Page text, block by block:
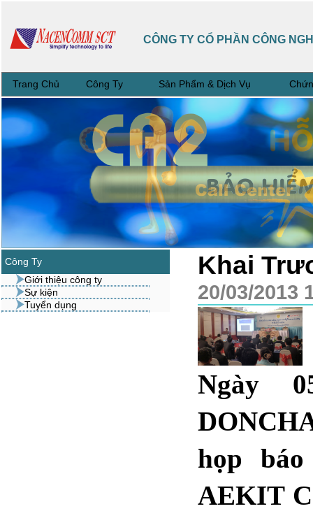
CÔNG TY CỔ PHẦN CÔNG
Trang Chủ Công Ty Sản Phẩm & Dịch Vụ
Công Ty
Giới thiệu công ty
Sự kiện
Tuyển dụng
Khai
20/03/2013
Ngày
họp
AEKIT